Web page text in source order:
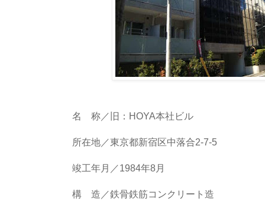
名 称／旧：HOYA本社ビル
所在地／東京都新宿区中落合2-7-5
竣工年月／1984年8月
構 造／鉄骨鉄筋コンクリート造